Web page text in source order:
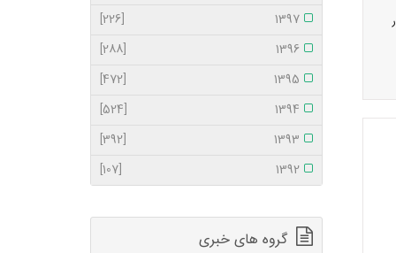
1397
[226]
1396
[288]
1395
[472]
1394
[524]
1393
[392]
1392
[107]
گروه های خبری